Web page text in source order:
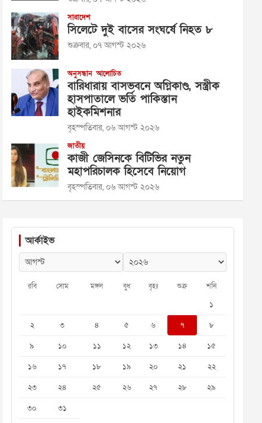
সারাদেশ
সিলেটে দুই বাসের সংঘর্ষে নিহত ৮
শুক্রবার, ০৭ আগস্ট ২০২৬
অনুসন্ধান আলোচিত
বারিধারায় বাসভবনে অগ্নিকাণ্ড, সস্ত্রীক
হাসপাতালে ভর্তি পাকিস্তান
হাইকমিশনার
বৃহস্পতিবার, ০৬ আগস্ট ২০২৬
জাতীয়
কাজী জেসিনকে বিটিভির নতুন
মহাপরিচালক হিসেবে নিয়োগ
বৃহস্পতিবার, ০৬ আগস্ট ২০২৬
আর্কাইভ
রবি সোম মঙ্গল বুধ বৃহঃ শুক্র শনি
১
২
৩ ৪ ৫ ৬ ৭
৮
৯
১০ ১১ ১২ ১৩ ১৪
১৫
১৬
১৭ ১৮ ১৯ ২০ ২১
২২
২৩
২৪ ২৫ ২৬ ২৭ ২৮
২৯
৩০
৩১